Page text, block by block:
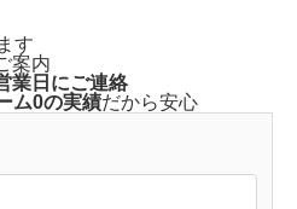
す
案内
業日にご連絡
ム0の実績だから安心